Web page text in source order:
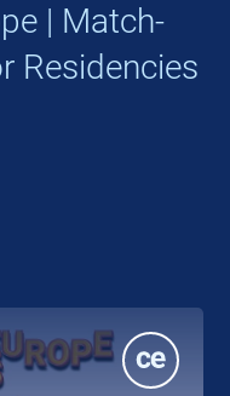
| Match-
Residencies